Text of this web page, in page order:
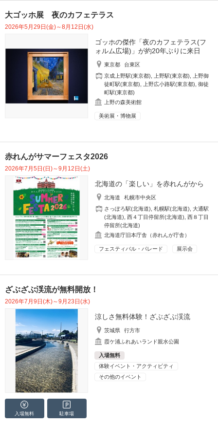
大ゴッホ展 夜のカフェテラス
2026年5月29日(金)～8月12日(水)
ゴッホの傑作「夜のカフェテラス(フ
ォルム広場)」が約20年ぶりに来日
東京都
台東区
京成上野駅(東京都)
上野駅(東京都)
上野御
徒町駅(東京都)
上野広小路駅(東京都) ,御徒
町駅(東京都)
上野の森美術館
美術展・博物展
赤れんがサマーフェスタ2026
2026年7月5日(日)～9月12日(土)
北海道の「楽しい」を赤れんがから
北海道
札幌市中央区
さっぽろ駅(北海道) ,札幌駅(北海道) ,大通駅
(北海道) ,西４丁目停留所(北海道) ,西８丁目
停留所(北海道)
北海道庁旧本庁舎（赤れんが庁舎）
フェスティバル・パレード 展示会
ざぶざぶ渓流が無料開放！
2026年7月9日(木)～9月23日(水)
涼しさ無料体験！ざぶざぶ渓流
茨城県
行方市
霞ケ浦ふれあいランド親水公園
入場無料
体験イベント・アクティビティ
その他のイベント
入場無料 駐車場